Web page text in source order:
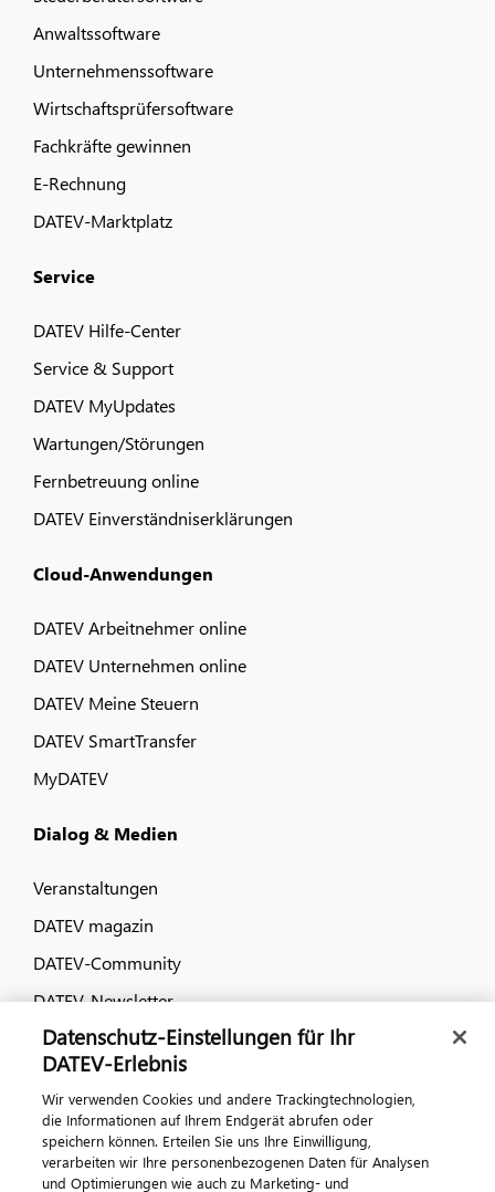
Anwaltssoftware
Unternehmenssoftware
Wirtschaftsprüfersoftware
Fachkräfte gewinnen
E-Rechnung
DATEV-Marktplatz
Service
DATEV Hilfe-Center
Service & Support
DATEV MyUpdates
Wartungen/Störungen
Fernbetreuung online
DATEV Einverständniserklärungen
Cloud-Anwendungen
DATEV Arbeitnehmer online
DATEV Unternehmen online
DATEV Meine Steuern
DATEV SmartTransfer
MyDATEV
Dialog & Medien
Veranstaltungen
DATEV magazin
DATEV-Community
DATEV-Newsletter
Kontaktieren Sie uns
Datenschutz-Einstellungen für Ihr
DATEV-Erlebnis
Wir verwenden Cookies und andere Trackingtechnologien,
die Informationen auf Ihrem Endgerät abrufen oder
speichern können. Erteilen Sie uns Ihre Einwilligung,
verarbeiten wir Ihre personenbezogenen Daten für Analysen
und Optimierungen wie auch zu Marketing- und